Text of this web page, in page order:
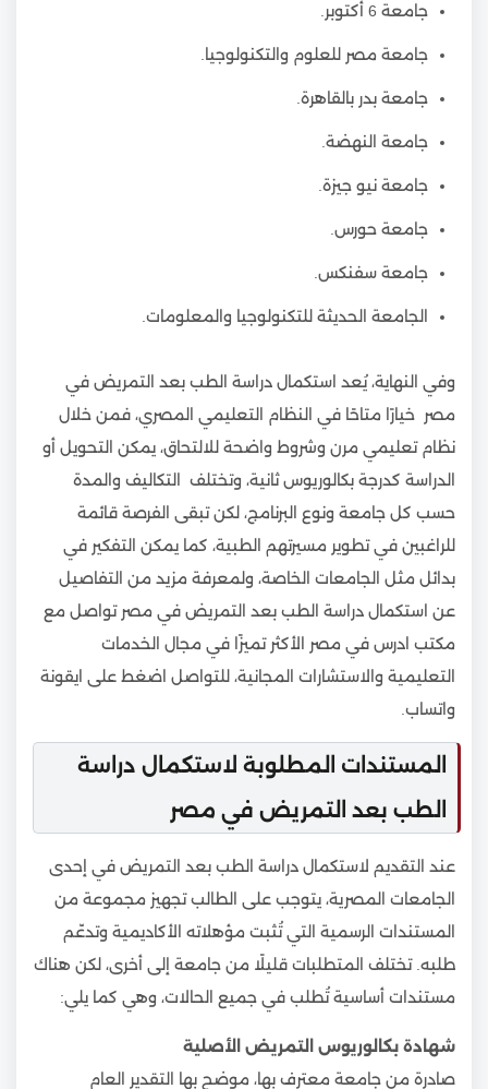
جامعة 6 أكتوبر.
جامعة مصر للعلوم والتكنولوجيا.
جامعة بدر بالقاهرة.
جامعة النهضة.
جامعة نيو جيزة.
جامعة حورس.
جامعة سفنكس.
الجامعة الحديثة للتكنولوجيا والمعلومات.
وفي النهاية، يُعد استكمال دراسة الطب بعد التمريض في
مصر خيارًا متاحًا في النظام التعليمي المصري، فمن خلال
نظام تعليمي مرن وشروط واضحة للالتحاق، يمكن التحويل أو
الدراسة كدرجة بكالوريوس ثانية، وتختلف التكاليف والمدة
حسب كل جامعة ونوع البرنامج، لكن تبقى الفرصة قائمة
للراغبين في تطوير مسيرتهم الطبية، كما يمكن التفكير في
بدائل مثل الجامعات الخاصة، ولمعرفة مزيد من التفاصيل
عن استكمال دراسة الطب بعد التمريض في مصر تواصل مع
مكتب ادرس في مصر الأكثر تميزًا في مجال الخدمات
التعليمية والاستشارات المجانية، للتواصل اضغط على ايقونة
واتساب.
المستندات المطلوبة لاستكمال دراسة
الطب بعد التمريض في مصر
عند التقديم لاستكمال دراسة الطب بعد التمريض في إحدى
الجامعات المصرية، يتوجب على الطالب تجهيز مجموعة من
المستندات الرسمية التي تُثبت مؤهلاته الأكاديمية وتدعّم
طلبه. تختلف المتطلبات قليلًا من جامعة إلى أخرى، لكن هناك
مستندات أساسية تُطلب في جميع الحالات، وهي كما يلي:
شهادة بكالوريوس التمريض الأصلية
صادرة من جامعة معترف بها، موضح بها التقدير العام